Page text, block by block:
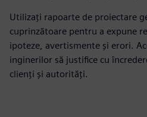
Utilizați rapoarte de proiectare
cuprinzătoare pentru a expune
ipoteze, avertismente și erori.
inginerilor să justifice cu
clienți și autorități.